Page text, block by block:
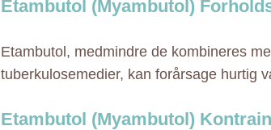
Etambutol (Myambutol)
Etambutol, medmindre de kombineres
tuberkulosemedier, kan forårsage hurtig
Etambutol (Myambutol)